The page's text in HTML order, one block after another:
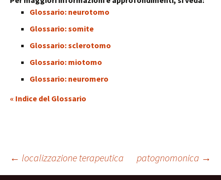
Glossario: neurotomo
Glossario: somite
Glossario: sclerotomo
Glossario: miotomo
Glossario: neuromero
« Indice del Glossario
Navigazione
← localizzazione terapeutica patognomonica →